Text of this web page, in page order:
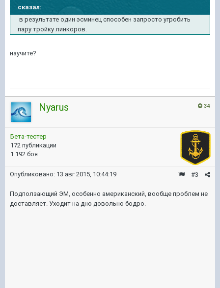
сказал:
в результате один эсминец способен запросто угробить
пару тройку линкоров.
научите?
34
Nyarus
Бета-тестер
172 публикации
1 192 боя
#3
Опубликовано: 13 авг 2015, 10:44:19
Подползающий ЭМ, особенно американский, вообще проблем не
доставляет. Уходит на дно довольно бодро.